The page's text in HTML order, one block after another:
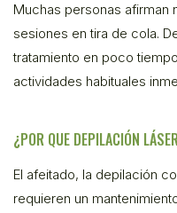
Muchas personas afirman
sesiones en tira de cola.
tratamiento en poco
actividades habituales
¿POR QUE DEPILACIÓN
El afeitado, la depilación
requieren un